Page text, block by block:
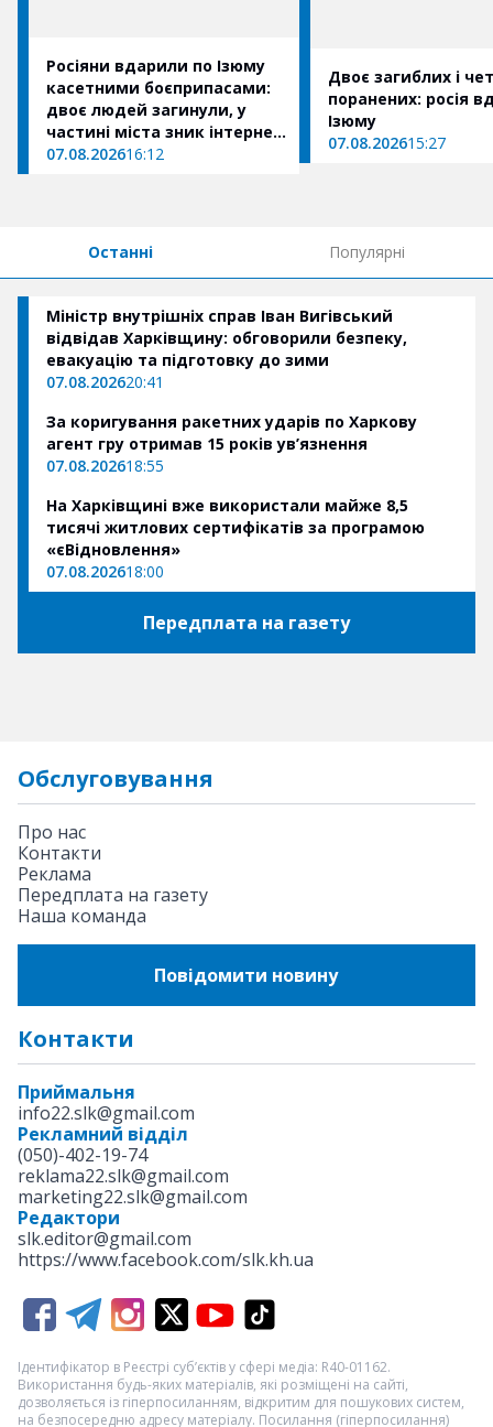
Росіяни вдарили по Ізюму
касетними боєприпасами:
двоє людей загинули, у
частині міста зник інтернет
(оновлено)
07.08.202616:12
Двоє загиблих і
поранених: росія
Ізюму
07.08.202615:27
Останні Популярні
Міністр внутрішніх справ Іван Вигівський
відвідав Харківщину: обговорили безпеку,
евакуацію та підготовку до зими
07.08.202620:41
За коригування ракетних ударів по Харкову
агент гру отримав 15 років ув’язнення
07.08.202618:55
На Харківщині вже використали майже 8,5
тисячі житлових сертифікатів за програмою
«єВідновлення»
07.08.202618:00
Передплата на газету
Обслуговування
Про нас
Контакти
Реклама
Передплата на газету
Наша команда
Повідомити новину
Контакти
Приймальня
info22.slk@gmail.com
Рекламний відділ
(050)-402-19-74
reklama22.slk@gmail.com
marketing22.slk@gmail.com
Редактори
slk.editor@gmail.com
https://www.facebook.com/slk.kh.ua
Ідентифікатор в Реєстрі суб’єктів у сфері медіа: R40-01162.
Використання будь-яких матеріалів, які розміщені на сайті,
дозволяється із гіперпосиланням, відкритим для пошукових систем,
на безпосередню адресу матеріалу. Посилання (гіперпосилання)